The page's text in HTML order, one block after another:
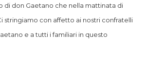
di don Gaetano che nella mattinata di
stringiamo con affetto ai nostri confratelli
e a tutti i familiari in questo